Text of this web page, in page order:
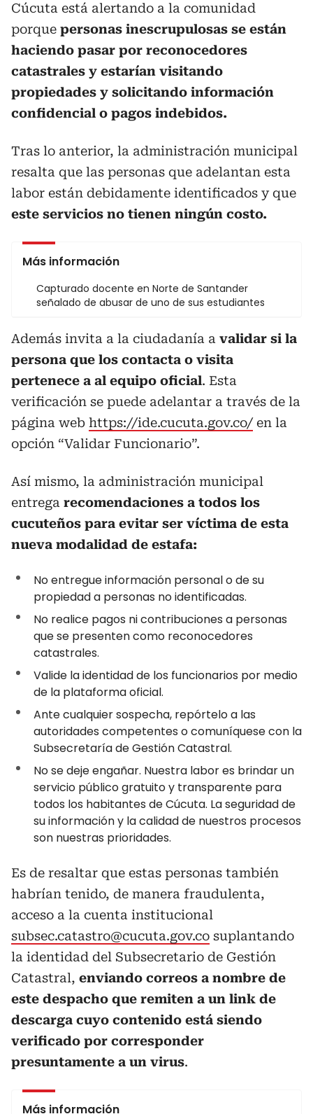
Cúcuta está alertando a la comunidad
porque personas inescrupulosas se están
haciendo pasar por reconocedores
catastrales y estarían visitando
propiedades y solicitando información
confidencial o pagos indebidos.
Tras lo anterior, la administración municipal
resalta que las personas que adelantan esta
labor están debidamente identificados y que
este servicios no tienen ningún costo.
Más información
Capturado docente en Norte de Santander
señalado de abusar de uno de sus estudiantes
Además invita a la ciudadanía a validar si la
persona que los contacta o visita
pertenece a al equipo oficial. Esta
verificación se puede adelantar a través de la
página web https://ide.cucuta.gov.co/en la
opción “Validar Funcionario”.
Así mismo, la administración municipal
entrega recomendaciones a todos los
cucuteños para evitar ser víctima de esta
nueva modalidad de estafa:
No entregue información personal o de su
propiedad a personas no identificadas.
No realice pagos ni contribuciones a personas
que se presenten como reconocedores
catastrales.
Valide la identidad de los funcionarios por medio
de la plataforma oficial.
Ante cualquier sospecha, repórtelo a las
autoridades competentes o comuníquese con la
Subsecretaría de Gestión Catastral.
No se deje engañar. Nuestra labor es brindar un
servicio público gratuito y transparente para
todos los habitantes de Cúcuta. La seguridad de
su información y la calidad de nuestros procesos
son nuestras prioridades.
Es de resaltar que estas personas también
habrían tenido, de manera fraudulenta,
acceso a la cuenta institucional
subsec.catastro@cucuta.gov.co suplantando
la identidad del Subsecretario de Gestión
Catastral, enviando correos a nombre de
este despacho que remiten a un link de
descarga cuyo contenido está siendo
verificado por corresponder
presuntamente a un virus.
Más información